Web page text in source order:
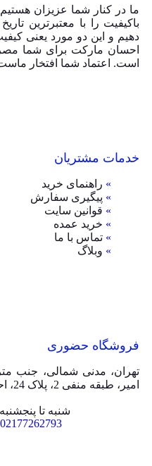
ما در کنار شما عزیزان
باکیفیت را با معتبرترین
دهیم و این دو مورد یعنی
احسان مارکت برای شما
است. اعتماد شما افتخار
خدمات مشتریان
» راهنمای خرید
» پیگیری سفارش
» قوانین سایت
» خرید عمده
» تماس با ما
» وبلاگ
فروشگاه حضوری
تهران، مدنی شمالی، جنب
امیر، طبقه منفی 2، پلاک 24، احسان مارکت
شنبه تا پنجشنبه
02177262793